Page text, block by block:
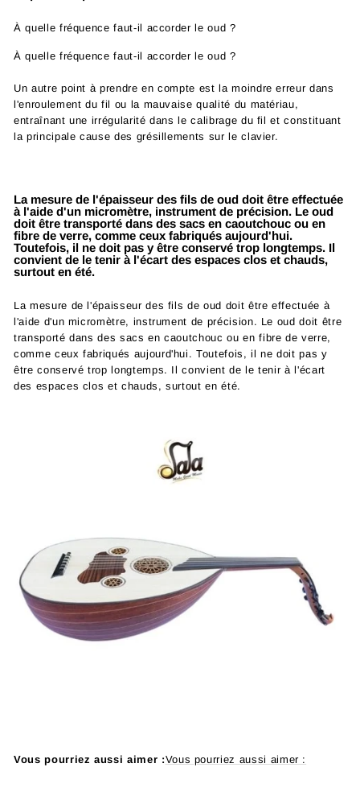
À quelle fréquence faut-il accorder le oud ?
À quelle fréquence faut-il accorder le oud ?
Un autre point à prendre en compte est la moindre erreur dans
l'enroulement du fil ou la mauvaise qualité du matériau,
entraînant une irrégularité dans le calibrage du fil et constituant
la principale cause des grésillements sur le clavier.
La mesure de l'épaisseur des fils de oud doit être effectuée
à l'aide d'un micromètre, instrument de précision. Le oud
doit être transporté dans des sacs en caoutchouc ou en
fibre de verre, comme ceux fabriqués aujourd'hui.
Toutefois, il ne doit pas y être conservé trop longtemps. Il
convient de le tenir à l'écart des espaces clos et chauds,
surtout en été.
La mesure de l'épaisseur des fils de oud doit être effectuée à
l'aide d'un micromètre, instrument de précision. Le oud doit être
transporté dans des sacs en caoutchouc ou en fibre de verre,
comme ceux fabriqués aujourd'hui. Toutefois, il ne doit pas y
être conservé trop longtemps. Il convient de le tenir à l'écart
des espaces clos et chauds, surtout en été.
Vous pourriez aussi aimer :Vous pourriez aussi aimer :